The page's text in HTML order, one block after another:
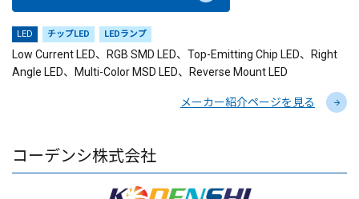
LED チップLED LEDランプ
Low Current LED、RGB SMD LED、Top-Emitting Chip LED、Right
Angle LED、Multi-Color MSD LED、Reverse Mount LED
メーカー紹介ページを見る
コーデンシ株式会社